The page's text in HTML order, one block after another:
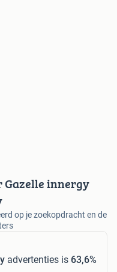
Gazelle innergy
op je zoekopdracht en de
advertenties is 63,6%